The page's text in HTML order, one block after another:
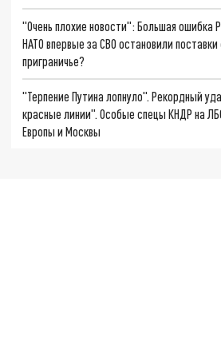
"Очень плохие новости": Большая ошибка
НАТО впервые за СВО остановили
приграничье?
"Терпение Путина лопнуло". Рекордный
красные линии". Особые спецы КНДР на
Европы и Москвы